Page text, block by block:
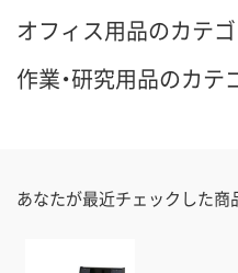
オフィス用品のカテ
作業・研究用品のカテ
あなたが最近チェックした商